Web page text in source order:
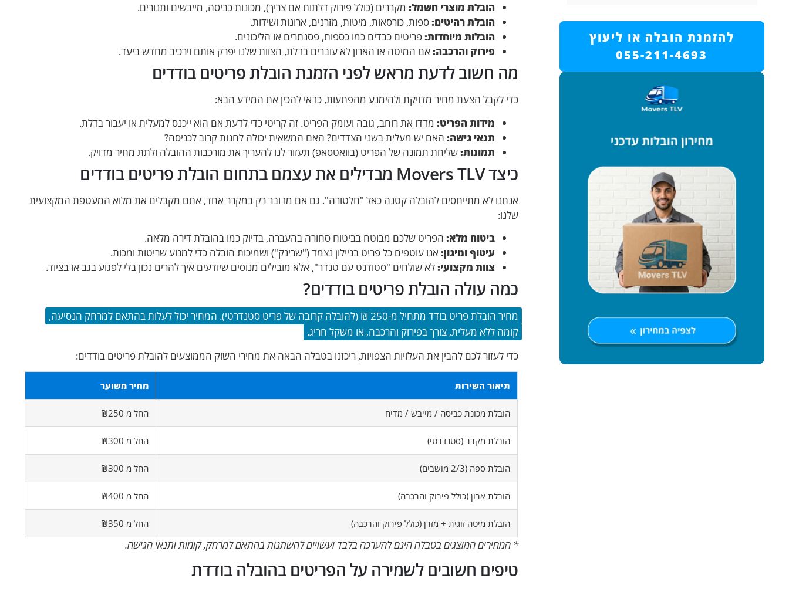
להזמנת הובלה או ליעוץ
055-211-4693
הובלת מוצרי חשמל: מקררים (כולל פירוק דלתות אם צריך), מכונות כביסה, מייבשים ותנורים.
הובלת רהיטים:ספות, כורסאות, מיטות, מזרנים, ארונות ושידות.
הובלות מיוחדות:פריטים כבדים כמו כספות, פסנתרים או הליכונים.
פירוק והרכבה: אם המיטה או הארון לא עוברים בדלת, הצוות שלנו יפרק אותם וירכיב מחדש ביעד.
מה חשוב לדעת מראש לפני הזמנת הובלת פריטים בודדים
כדי לקבל הצעת מחיר מדויקת ולהימנע מהפתעות, כדאי להכין את המידע הבא:
מידות הפריט: מדדו את רוחב, גובה ועומק הפריט. זה קריטי כדי לדעת אם הוא ייכנס למעלית או יעבור בדלת.
תנאי גישה: האם יש מעלית בשני הצדדים? האם המשאית יכולה לחנות קרוב לכניסה?
תמונות:שליחת תמונה של הפריט (בוואטסאפ) תעזור לנו להעריך את מורכבות ההובלה ולתת מחיר מדויק.
כיצד Movers TLV מבדילים את עצמם בתחום הובלת פריטים בודדים
אנחנו לא מתייחסים להובלה קטנה כאל "חלטורה". גם אם מדובר רק במקרר אחד, אתם מקבלים את מלוא המעטפת המקצועית
שלנו:
ביטוח מלא: הפריט שלכם מבוטח בביטוח סחורה בהעברה, בדיוק כמו בהובלת דירה מלאה.
עיטוף ומיגון: אנו עוטפים כל פריט בניילון נצמד ("שרינק") ושמיכות הובלה כדי למנוע שריטות ומכות.
צוות מקצועי:לא שולחים "סטודנט עם טנדר", אלא מובילים מנוסים שיודעים איך להרים נכון בלי לפגוע בגב או בציוד.
כמה עולה הובלת פריטים בודדים?
מחיר הובלת פריט בודד מתחיל מ-250 ₪ (להובלה קרובה של פריט סטנדרטי). המחיר יכול לעלות בהתאם למרחק הנסיעה,
קומה ללא מעלית, צורך בפירוק והרכבה, או משקל חריג.
כדי לעזור לכם להבין את העלויות הצפויות, ריכזנו בטבלה הבאה את מחירי השוק הממוצעים להובלת פריטים בודדים:
תיאור השירות מחיר משוער
הובלת מכונת כביסה / מייבש / מדיח החל מ ₪250
הובלת מקרר (סטנדרטי) החל מ ₪300
הובלת ספה (2/3 מושבים) החל מ ₪300
הובלת ארון (כולל פירוק והרכבה) החל מ ₪400
הובלת מיטה זוגית + מזרן (כולל פירוק והרכבה) החל מ ₪350
* המחירים המוצגים בטבלה הינם להערכה בלבד ועשויים להשתנות בהתאם למרחק, קומות ותנאי הגישה.
טיפים חשובים לשמירה על הפריטים בהובלה בודדת